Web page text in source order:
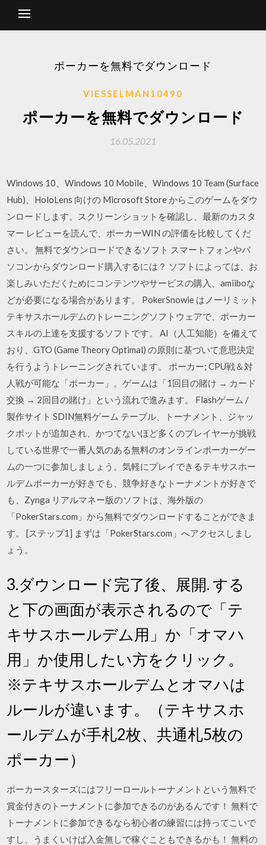
ポーカーを無料でダウンロード
VIESSELMAN10490
ポーカーを無料でダウンロード
16.05.2021
Windows 10、Windows 10 Mobile、Windows 10 Team (Surface
Hub)、HoloLens 向けの Microsoft Store からこのゲームをダウ
ンロードします。スクリーンショットを確認し、最新のカスタ
マー レビューを読んで、ポーカーWIN の評価を比較してくだ
さい。 無料でダウンロードできるソフト スマートフォンやパ
ソコンからダウンロード購入するには？ ソフトによっては、お
楽しみいただくためにコンテンツやサービスの購入、amiiboな
どが必要になる場合があります。 PokerSnowie はノーリミット
テキサスホールデムのトレーニングソフトウェアで、ポーカー
スキルの上達を支援するソフトです。 AI（人工知能）を備えて
おり、GTO (Game Theory Optimal) の原則に基づいて意思決定
を行うようトレーニングされています。 ポーカー; CPU戦＆対
人戦が可能な「ポーカー」。ゲームは「1回目の賭け → カード
交換 → 2回目の賭け」という流れで進みます。 Flashゲーム /
製作サイト SDIN無料ゲーム テーブル、トーナメント、ジャッ
クポットが追加され、かつてないほど多くのプレイヤーが挑戦
している世界で一番人気のある無料のオンラインポーカーゲー
ムの一つに参加しましょう。気軽にプレイできるテキサスホー
ルデムポーカーが好きでも、競争好きなトーナメントが好きで
も、Zynga リアルマネー版のソフトは、海外版の
「PokerStars.com」から無料でダウンロードすることができま
す。 [ステップ1] まずは「PokerStars.com」へアクセスしまし
ょう。
3.ダウンロード完了後、展開. する
と下の画面が表示されるので「テ
キサスホールデム用」か「オマハ
用」か使用したい方をクリック。
※テキサスホールデムとオマハは
ルールが違います。（テキサスホ
ールデムが手札2枚、共通札5枚の
ポーカー）
ポーカースターズにはフリーロールトーナメントという無料で
賞金付きのトーナメントに参加できるのがあるんです！ 無料で
トーナメントに参加できるなら初心者の練習には持ってこいで
すし、うまくいけば入金無しで稼ぐこともできるかも！ 無料の